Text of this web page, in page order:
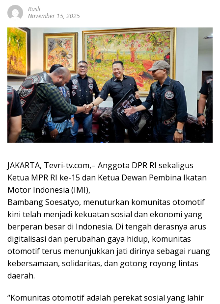
Rusli
November 15, 2025
JAKARTA, Tevri-tv.com,– Anggota DPR RI sekaligus
Ketua MPR RI ke-15 dan Ketua Dewan Pembina Ikatan
Motor Indonesia (IMI),
Bambang Soesatyo, menuturkan komunitas otomotif
kini telah menjadi kekuatan sosial dan ekonomi yang
berperan besar di Indonesia. Di tengah derasnya arus
digitalisasi dan perubahan gaya hidup, komunitas
otomotif terus menunjukkan jati dirinya sebagai ruang
kebersamaan, solidaritas, dan gotong royong lintas
daerah.
“Komunitas otomotif adalah perekat sosial yang lahir